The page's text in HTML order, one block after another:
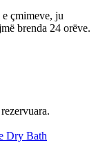
çmimeve, ju
brenda 24 orëve.
Dry Bath